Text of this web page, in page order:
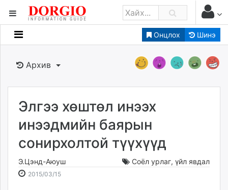
Онцлох Шинэ
Мэдээллийн
Банк санхүү
Бизнес ААН
Төрийн
dorgio.mn
Gogo.mn
caak.mn
Архив
Элгээ хөштөл инээх
инээдмийн баярын
сонирхолтой түүхүүд
Э.Цэнд-Аюуш Соёл урлаг, үйл явдал
2015/03/152015-
2026-